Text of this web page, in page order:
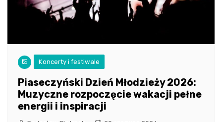
Koncerty i festiwale
Piaseczyński Dzień Młodzieży 2026:
Muzyczne rozpoczęcie wakacji pełne
energii i inspiracji